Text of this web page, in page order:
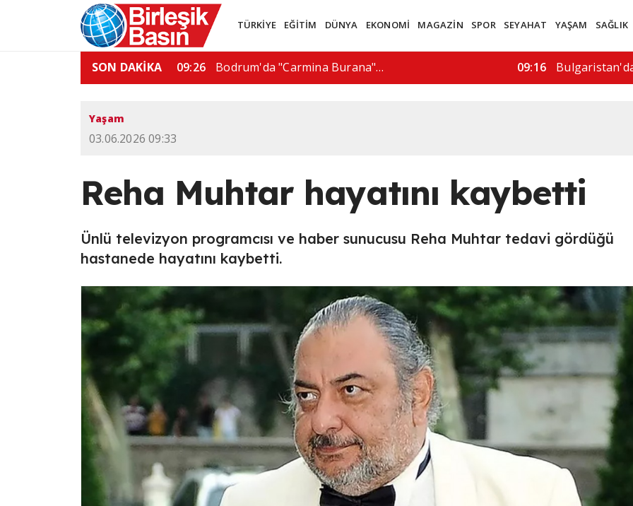
TÜRKİYE EĞİTİM DÜNYA EKONOMİ MAGAZİN SPOR SEYAHAT YAŞAM SAĞLIK
SON DAKİKA
doğal gaz boru hattı… 06:01 De la Espriella'dan "yasa dışı… 15:57
Yaşam
03.06.2026 09:33
Reha Muhtar hayatını kaybetti
Ünlü televizyon programcısı ve haber sunucusu Reha Muhtar tedavi gördüğü
hastanede hayatını kaybetti.